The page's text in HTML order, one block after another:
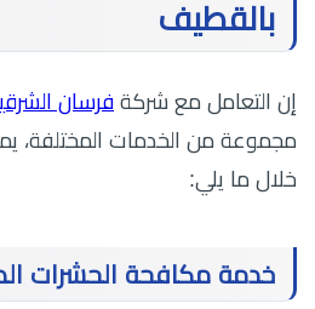
بالقطيف
إن التعامل مع شركةفرسان
مجموعة من الخدمات المختلفة،
خلال ما يلي:
خدمة مكافحة الحشرات